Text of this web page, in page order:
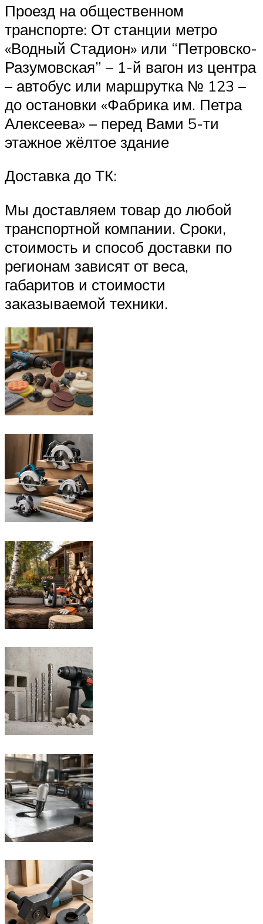
Проезд на общественном
транспорте: От станции метро
«Водный Стадион» или “Петровско-
Разумовская” – 1-й вагон из центра
– автобус или маршрутка № 123 –
до остановки «Фабрика им. Петра
Алексеева» – перед Вами 5-ти
этажное жёлтое здание
Доставка до ТК:
Мы доставляем товар до любой
транспортной компании. Сроки,
стоимость и способ доставки по
регионам зависят от веса,
габаритов и стоимости
заказываемой техники.